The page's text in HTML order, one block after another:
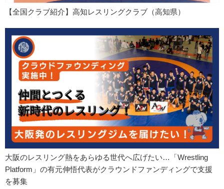
【全国クラブ紹介】高知レスリングクラブ（高知県）
大阪のレスリング熱をあらゆる世代へ広げたい…「Wrestling
Platform」の有元伸悟代表がクラウンドファンディングで支援
を募集